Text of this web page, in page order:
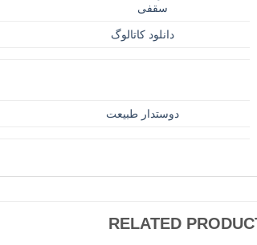
دانلود کاتالوگ
دوستدار طبیعت
RELATED